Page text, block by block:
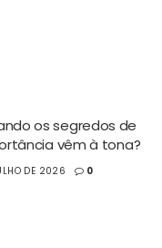
os segredos de
vêm à tona?
DE 2026 0